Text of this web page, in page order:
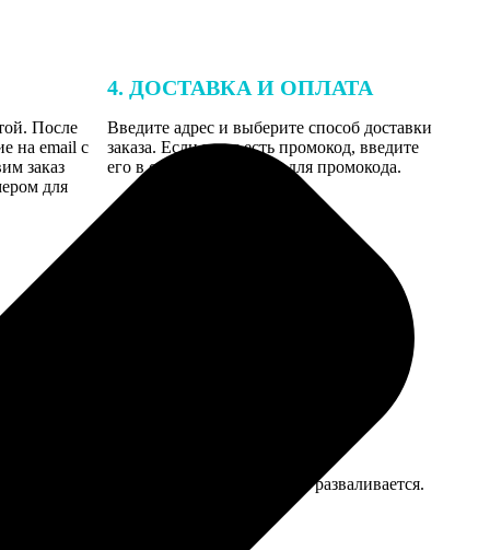
После
на email с
заказ
для
4. ДОСТАВКА И ОПЛАТА
Введите адрес и выберите способ доставки
заказа. Если у вас есть промокод, введите
его в специальное поле для промокода.
удобно, переплёт пока не разваливается.